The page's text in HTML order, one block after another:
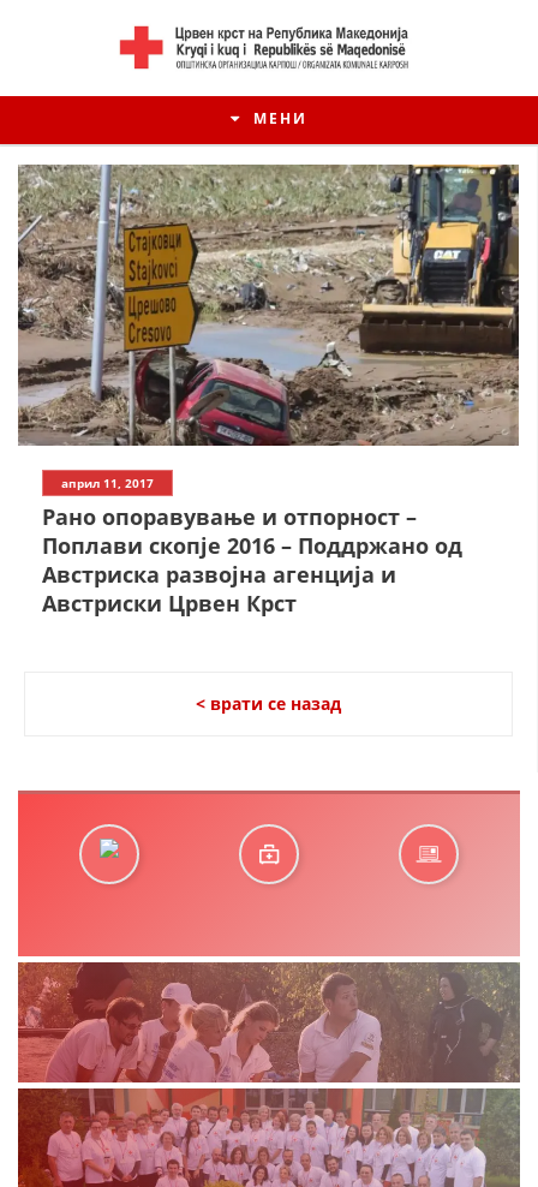
МЕНИ
ДЕЈСТВУВАЊЕ
СТРАТЕГИИ
ЕДУКАТИВНО ИНФОРМАТИВНИ МАТЕРИЈАЛИ
БРОШУРИ
ПРЕЗЕНТАЦИИ
април 11, 2017
Рано опоравување и отпорност –
Поплави скопје 2016 – Поддржано од
Австриска развојна агенција и
Австриски Црвен Крст
< врати се назад